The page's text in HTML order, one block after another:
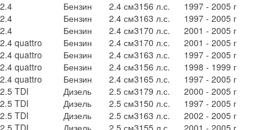
2.4
Бензин 2.4 см3156 л.с.
1997 - 2005 г
2.4
Бензин 2.4 см3163 л.с.
1997 - 2005 г
2.4
Бензин 2.4 см3170 л.с.
2001 - 2005 г
2.4 quattro
Бензин 2.4 см3170 л.с.
2001 - 2005 г
2.4 quattro
Бензин 2.4 см3163 л.с.
1997 - 2005 г
2.4 quattro
Бензин 2.4 см3156 л.с.
1998 - 1999 г
2.4 quattro
Бензин 2.4 см3165 л.с.
1997 - 2005 г
2.5 TDI
Дизель 2.5 см3179 л.с.
2000 - 2005 г
2.5 TDI
Дизель 2.5 см3150 л.с.
1997 - 2005 г
2.5 TDI
Дизель 2.5 см3163 л.с.
2002 - 2005 г
2.5 TDI
Дизель 2.5 см3155 л.с.
2001 - 2005 г